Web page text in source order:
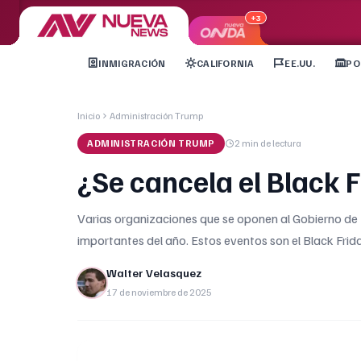
+3
INMIGRACIÓN CALIFORNIA EE.UU.
Inicio Administración Trump
ADMINISTRACIÓN TRUMP 2 min de lectura
¿Se cancela el Black
Varias organizaciones que se oponen al Gobierno
importantes del año. Estos eventos son el Black
Walter Velasquez
17 de noviembre de 2025